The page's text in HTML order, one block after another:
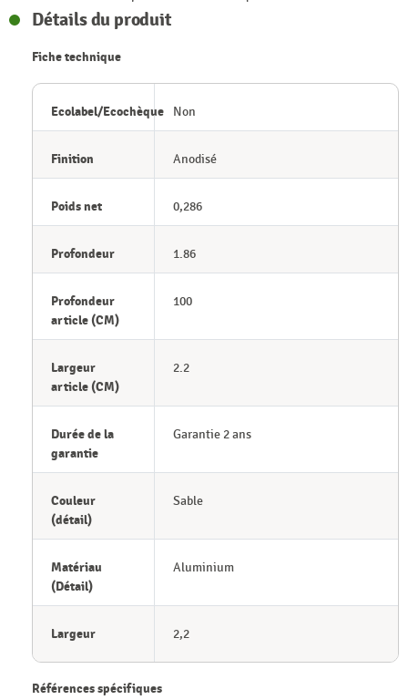
Détails du produit
Fiche technique
Ecolabel/Ecochèque Non
Finition Anodisé
Poids net 0,286
Profondeur 1.86
Profondeur
article (CM)
100
Largeur
article (CM)
2.2
Durée de la
garantie
Garantie 2 ans
Couleur
(détail)
Sable
Matériau
(Détail)
Aluminium
Largeur 2,2
Références spécifiques